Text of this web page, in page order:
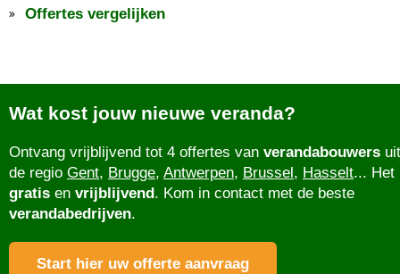
Offertes vergelijken
Wat kost jouw nieuwe veranda?
Ontvang vrijblijvend tot 4 offertes van verandabouwers uit
de regio Gent, Brugge, Antwerpen, Brussel, Hasselt... Het
gratis en vrijblijvend. Kom in contact met de beste
verandabedrijven.
Start hier uw offerte aanvraag